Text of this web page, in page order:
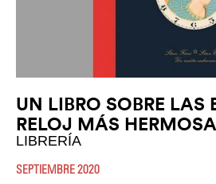
UN LIBRO SOBRE LAS
RELOJ MÁS
LIBRERÍA
SEPTIEMBRE 2020